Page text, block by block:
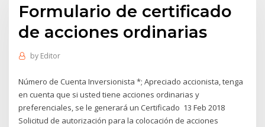
Formulario de certificado
de acciones ordinarias
by Editor
Número de Cuenta Inversionista *; Apreciado accionista, tenga
en cuenta que si usted tiene acciones ordinarias y
preferenciales, se le generará un Certificado 13 Feb 2018
Solicitud de autorización para la colocación de acciones